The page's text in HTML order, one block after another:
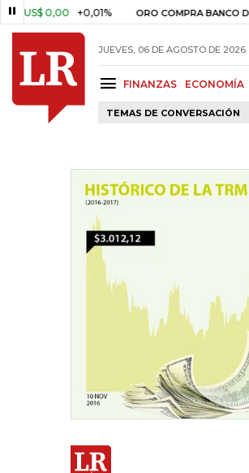
0,00 +0,01% ORO COMPRA BANCO DE LA
JUEVES, 06 DE AGOSTO DE 2026
FINANZAS ECONOMÍA
TEMAS DE CONVERSACIÓN